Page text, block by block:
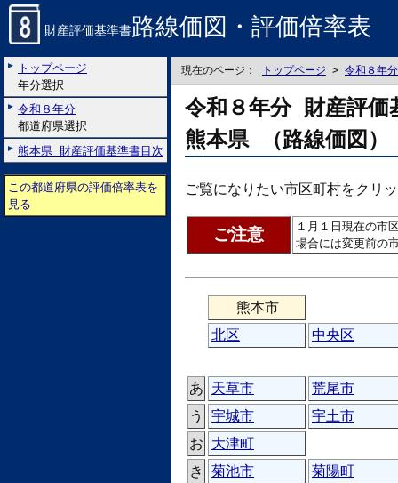
財産評価基準書路線価図・評価倍率表
トップページ
年分選択
令和８年分
都道府県選択
熊本県 財産評価基準書目次
この都道府県の評価倍率表を
見る
現在のページ： トップページ > 令和８年分
令和８年分 財産評価
熊本県 （路線価図）
ご覧になりたい市区町村をクリ
ご注意
１月１日現在の市
場合には変更前の
熊本市
北区
中央区
あ 天草市
荒尾市
う
宇城市
宇土市
お 大津町
き
菊池市
菊陽町